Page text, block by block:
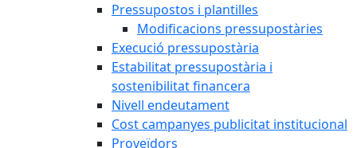
Pressupostos i plantilles
Modificacions pressupostàries
Execució pressupostària
Estabilitat pressupostària i
sostenibilitat financera
Nivell endeutament
Cost campanyes publicitat institucional
Proveïdors